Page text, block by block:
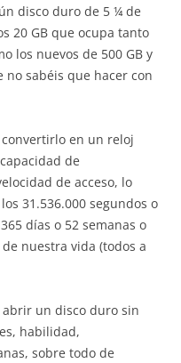
disco duro de 5 ¼ de
20 GB que ocupa tanto
los nuevos de 500 GB y
no sabéis que hacer con
convertirlo en un reloj
de
de acceso, lo
31.536.000 segundos o
días o 52 semanas o
nuestra vida (todos a
abrir un disco duro sin
habilidad,
sobre todo de